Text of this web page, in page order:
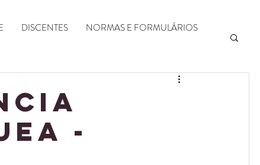
DISCENTES NORMAS E FORMULÁRIOS
-